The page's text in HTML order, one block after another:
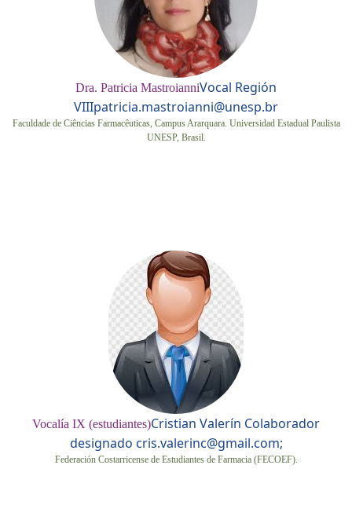
Dra. Patricia MastroianniVocal Región
VIIIpatricia.mastroianni@unesp.br
Faculdade de Ciências Farmacêuticas, Campus Ararquara. Universidad Estadual Paulista
UNESP, Brasil.
Vocalía IX (estudiantes)Cristian Valerín Colaborador
designado cris.valerinc@gmail.com;
Federación Costarricense de Estudiantes de Farmacia (FECOEF).